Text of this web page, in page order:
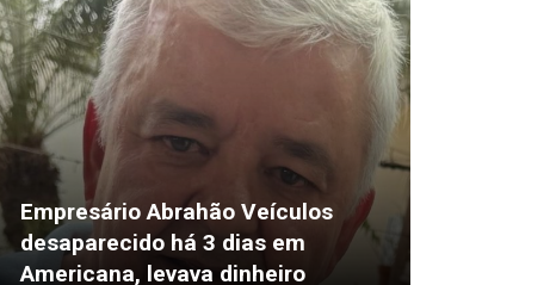
Empresário Abrahão Veículos
desaparecido há 3 dias em
Americana, levava dinheiro